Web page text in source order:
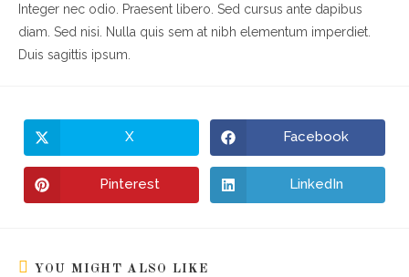
Integer nec odio. Praesent libero. Sed cursus ante dapibus
diam. Sed nisi. Nulla quis sem at nibh elementum imperdiet.
Duis sagittis ipsum.
X Facebook
Pinterest LinkedIn
YOU MIGHT ALSO LIKE